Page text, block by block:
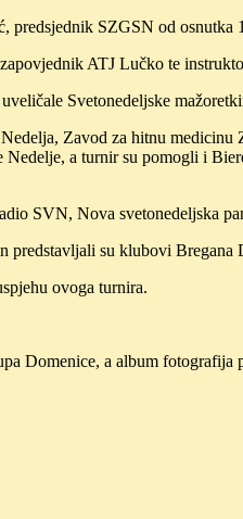
predsjednik SZGSN od osnutka
ATJ Lučko te
Svetonedeljske
Zavod za hitnu medicinu
Nedelje, a turnir su pomogli i
SVN, Nova svetonedeljska
predstavljali su klubovi
ovoga turnira.
Domenice, a album